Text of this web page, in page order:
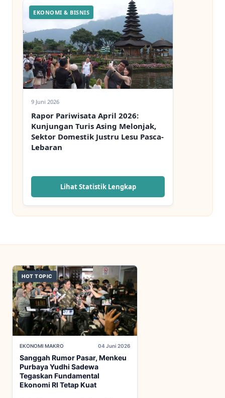
EKONOMI & BISNIS
9 Juni 2026
Rapor Pariwisata April 2026:
Kunjungan Turis Asing Melonjak,
Sektor Domestik Justru Lesu Pasca-
Lebaran
Lihat Statistik Lengkap
HOT TOPIC
EKONOMI MAKRO 04 Juni 2026
Sanggah Rumor Pasar, Menkeu
Purbaya Yudhi Sadewa
Tegaskan Fundamental
Ekonomi RI Tetap Kuat